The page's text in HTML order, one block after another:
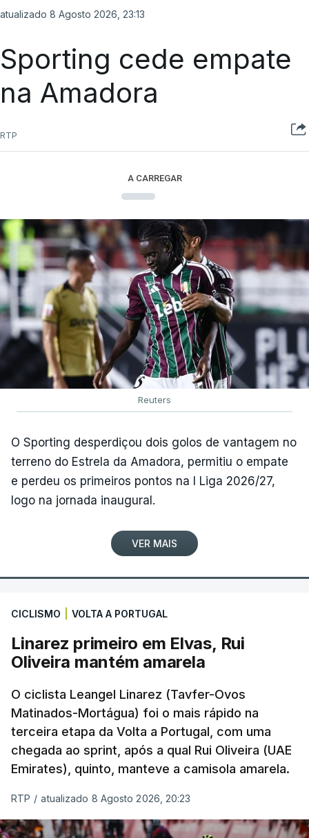
atualizado 8 Agosto 2026, 23:13
Sporting cede empate
na Amadora
RTP
A CARREGAR
Reuters
O Sporting desperdiçou dois golos de vantagem no
terreno do Estrela da Amadora, permitiu o empate
e perdeu os primeiros pontos na I Liga 2026/27,
logo na jornada inaugural.
VER MAIS
CICLISMO VOLTA A PORTUGAL
Linarez primeiro em Elvas, Rui
Oliveira mantém amarela
O ciclista Leangel Linarez (Tavfer-Ovos
Matinados-Mortágua) foi o mais rápido na
terceira etapa da Volta a Portugal, com uma
chegada ao sprint, após a qual Rui Oliveira (UAE
Emirates), quinto, manteve a camisola amarela.
RTP / atualizado 8 Agosto 2026, 20:23